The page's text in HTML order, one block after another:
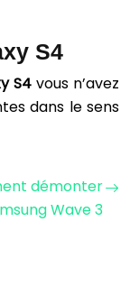
S4
S4 vous n’avez
dans le sens
démonter
Wave 3